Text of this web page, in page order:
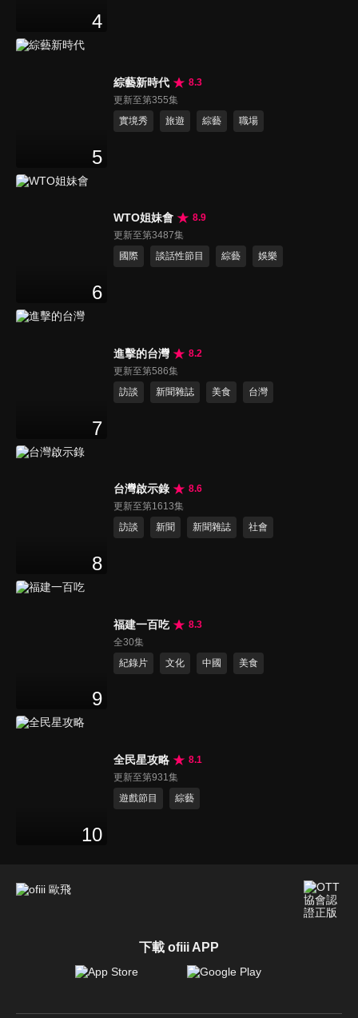
4
5
綜藝新時代
8.3
更新至第355集
實境秀
旅遊 綜藝 職場
6
WTO姐妹會
8.9
更新至第3487集
國際
談話性節目 綜藝 娛樂
7
進擊的台灣
8.2
更新至第586集
訪談
新聞雜誌 美食 台灣
8
台灣啟示錄
8.6
更新至第1613集
訪談
新聞 新聞雜誌 社會
9
福建一百吃
8.3
全30集
紀錄片
文化 中國 美食
10
全民星攻略
8.1
更新至第931集
遊戲節目
綜藝
下載 ofiii APP